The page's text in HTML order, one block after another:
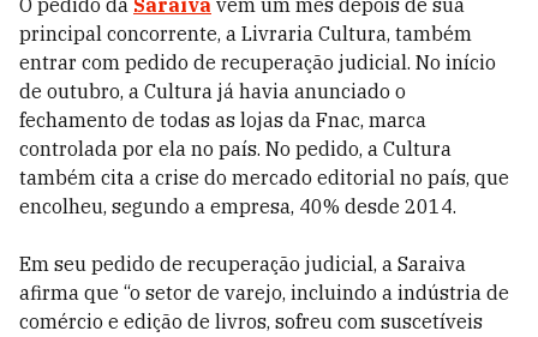
O pedido da Saraiva vem um mês depois de sua
principal concorrente, a Livraria Cultura, também
entrar com pedido de recuperação judicial. No início
de outubro, a Cultura já havia anunciado o
fechamento de todas as lojas da Fnac, marca
controlada por ela no país. No pedido, a Cultura
também cita a crise do mercado editorial no país, que
encolheu, segundo a empresa, 40% desde 2014.
Em seu pedido de recuperação judicial, a Saraiva
afirma que “o setor de varejo, incluindo a indústria de
comércio e edição de livros, sofreu com suscetíveis